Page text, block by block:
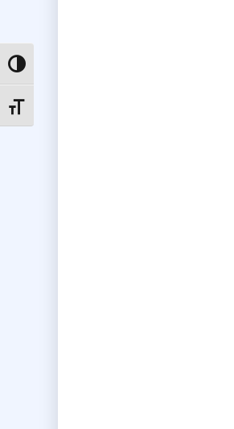
Toggle High Contrast
Toggle Font size